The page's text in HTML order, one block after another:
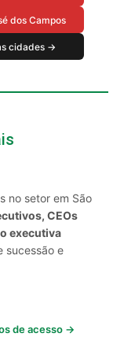
dos Campos
cidades →
no setor em São
CEOs
executiva
sucessão e
de acesso →